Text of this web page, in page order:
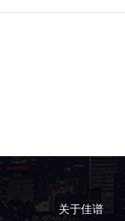
关于佳谱